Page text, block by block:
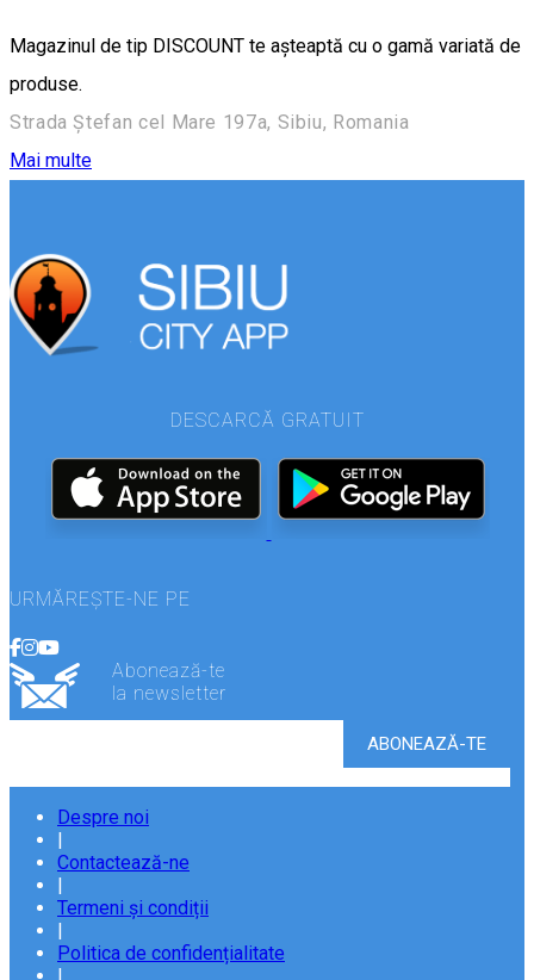
Magazinul de tip DISCOUNT te așteaptă cu o gamă variată de
produse.
Strada Ștefan cel Mare 197a, Sibiu, Romania
Mai multe
DESCARCĂ GRATUIT
URMĂREȘTE-NE PE
Abonează-te
la newsletter
Despre noi
|
Contactează-ne
|
Termeni și condiții
|
Politica de confidențialitate
|